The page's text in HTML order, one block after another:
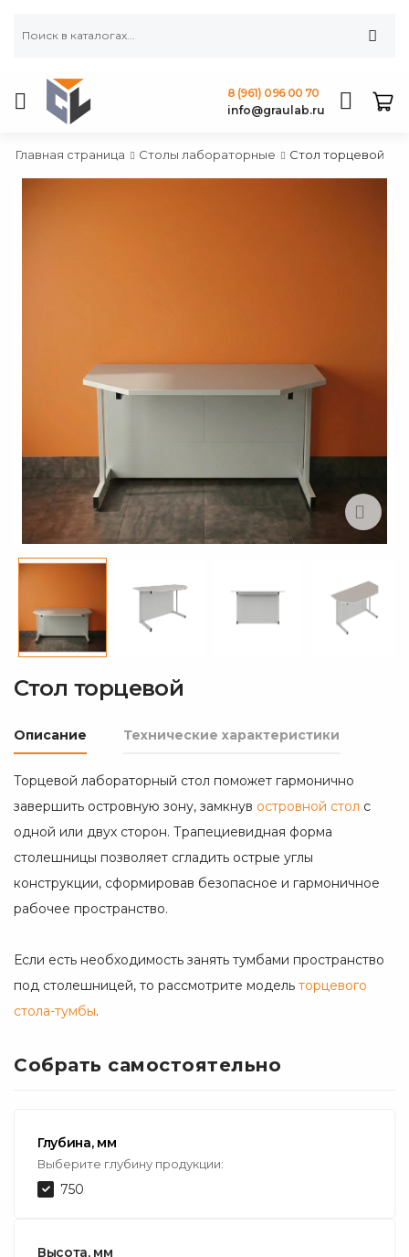
8 (961) 096 00 70
info@graulab.ru
Главная страница Столы лабораторные Стол торцевой
Стол торцевой
Описание Технические характеристики
Торцевой лабораторный стол поможет гармонично
завершить островную зону, замкнув островной стол с
одной или двух сторон. Трапециевидная форма
столешницы позволяет сгладить острые углы
конструкции, сформировав безопасное и гармоничное
рабочее пространство.
Если есть необходимость занять тумбами пространство
под столешницей, то рассмотрите модель торцевого
стола-тумбы.
Собрать самостоятельно
Глубина, мм
Выберите глубину продукции:
750
Высота, мм